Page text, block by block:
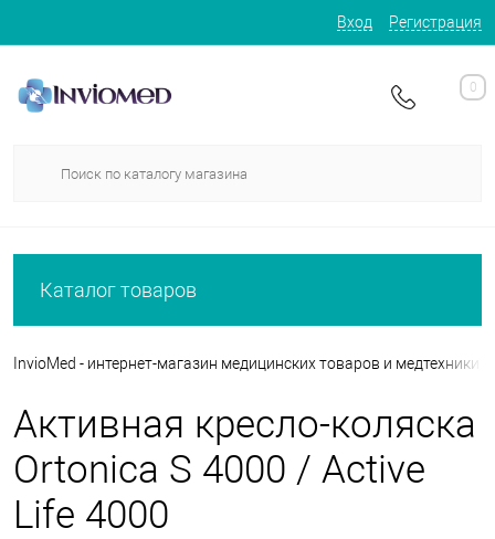
Вход Регистрация
0
Каталог товаров
InvioMed - интернет-магазин медицинских товаров и медтехники
Активная кресло-коляска
Ortonica S 4000 / Active
Life 4000